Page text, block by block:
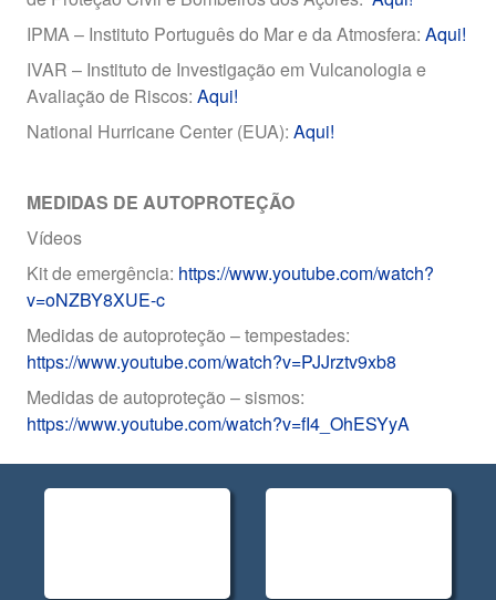
IPMA – Instituto Português do Mar e da Atmosfera: Aqui!
IVAR – Instituto de Investigação em Vulcanologia e
Avaliação de Riscos: Aqui!
National Hurricane Center (EUA): Aqui!
MEDIDAS DE AUTOPROTEÇÃO
Vídeos
Kit de emergência: https://www.youtube.com/watch?
v=oNZBY8XUE-c
Medidas de autoproteção – tempestades:
https://www.youtube.com/watch?v=PJJrztv9xb8
Medidas de autoproteção – sismos:
https://www.youtube.com/watch?v=fI4_OhESYyA